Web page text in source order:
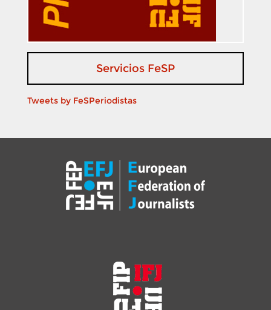
Servicios FeSP
Tweets by FeSPeriodistas